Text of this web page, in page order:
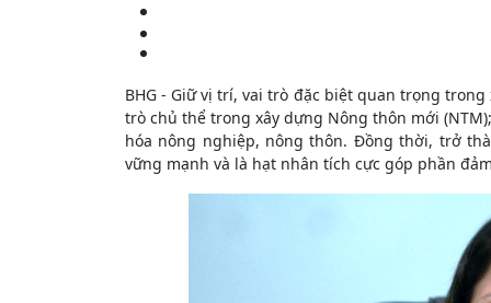
BHG - Giữ vị trí, vai trò đặc biệt quan trọng
trò chủ thể trong xây dựng Nông thôn mới
hóa nông nghiệp, nông thôn. Đồng thời, trở
vững mạnh và là hạt nhân tích cực góp phần